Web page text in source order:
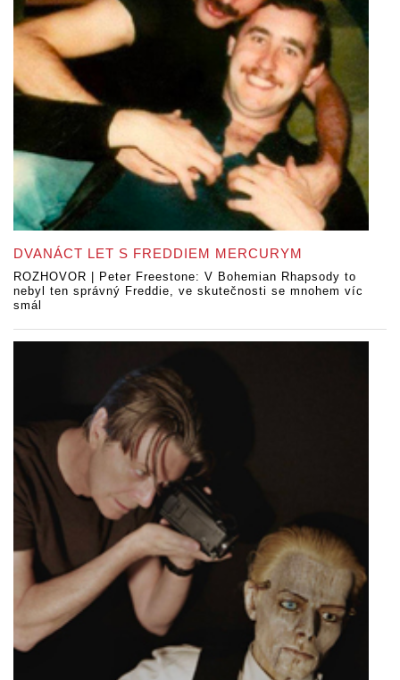
DVANÁCT LET S FREDDIEM MERCURYM
ROZHOVOR | Peter Freestone: V Bohemian Rhapsody to
nebyl ten správný Freddie, ve skutečnosti se mnohem víc
smál